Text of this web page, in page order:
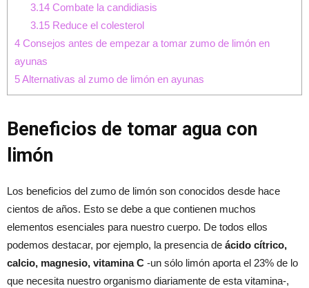
3.14Combate la candidiasis
3.15Reduce el colesterol
4 Consejos antes de empezar a tomar zumo de limón en
ayunas
5Alternativas al zumo de limón en ayunas
Beneficios de tomar agua con
limón
Los beneficios del zumo de limón son conocidos desde hace
cientos de años. Esto se debe a que contienen muchos
elementos esenciales para nuestro cuerpo. De todos ellos
podemos destacar, por ejemplo, la presencia de ácido cítrico,
calcio, magnesio, vitamina C -un sólo limón aporta el 23% de lo
que necesita nuestro organismo diariamente de esta vitamina-,